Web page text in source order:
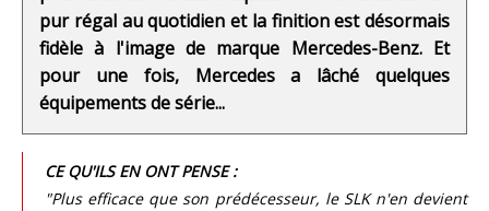
pur régal au quotidien et la finition est désormais
fidèle à l'image de marque Mercedes-Benz. Et
pour une fois, Mercedes a lâché quelques
équipements de série...
CE QU'ILS EN ONT PENSE :
"Plus efficace que son prédécesseur, le SLK n'en devient